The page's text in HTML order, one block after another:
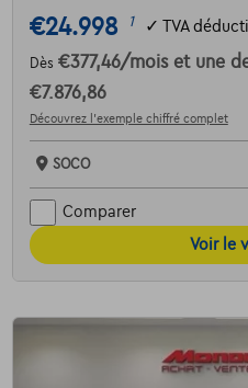
€24.998 1 ✓ TVA
Dès €377,46/mois et une
€7.876,86
Découvrez l’exemple chiffré complet
SOCO
Comparer
Voir le